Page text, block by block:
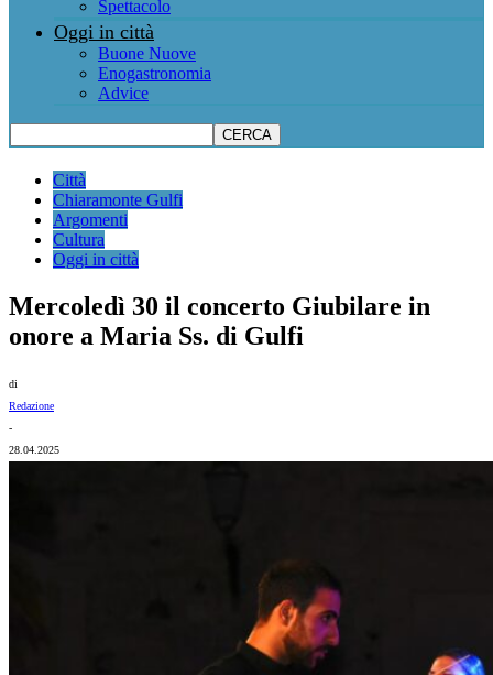
Spettacolo
Oggi in città
Buone Nuove
Enogastronomia
Advice
Città
Chiaramonte Gulfi
Argomenti
Cultura
Oggi in città
Mercoledì 30 il concerto Giubilare in
onore a Maria Ss. di Gulfi
di
Redazione
-
28.04.2025